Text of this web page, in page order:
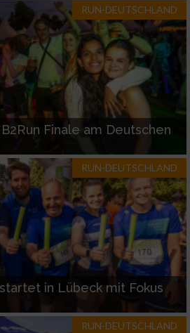
RUN-DEUTSCHLAND
Finale am Deutschen
RUN-DEUTSCHLAND
in Lübeck mit Fokus
RUN-DEUTSCHLAND